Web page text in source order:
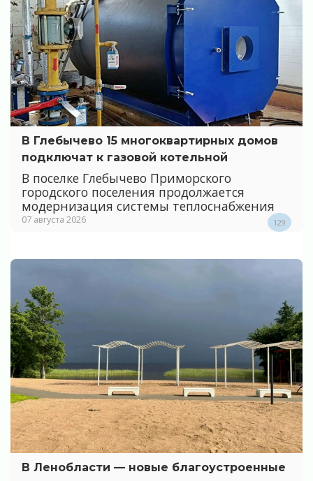
В Глебычево 15 многоквартирных домов
подключат к газовой котельной
В поселке Глебычево Приморского
городского поселения продолжается
модернизация системы теплоснабжения
07 августа 2026 129
В Ленобласти — новые благоустроенные